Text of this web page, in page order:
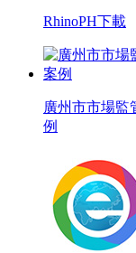
RhinoPH下載
廣州市市場監
例